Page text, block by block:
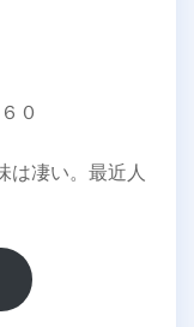
０
は凄い。最近人